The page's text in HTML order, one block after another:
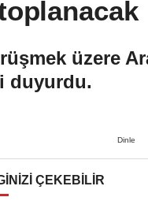
üzere
duyurdu.
Dinle
ÇEKEBILIR